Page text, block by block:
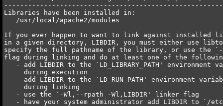
Libraries have been installed in:
   /usr/local/apache2/modules
If you ever happen to want to link against installed
in a given directory, LIBDIR, you must either use
specify the full pathname of the library, or use the `-
flag during linking and do at least one of the
- add LIBDIR to the `LD_LIBRARY_PATH' environment
     during execution
- add LIBDIR to the `LD_RUN_PATH' environment
     during linking
   - use the `-Wl,--rpath -Wl,LIBDIR' linker flag
- have your system administrator add LIBDIR to `/